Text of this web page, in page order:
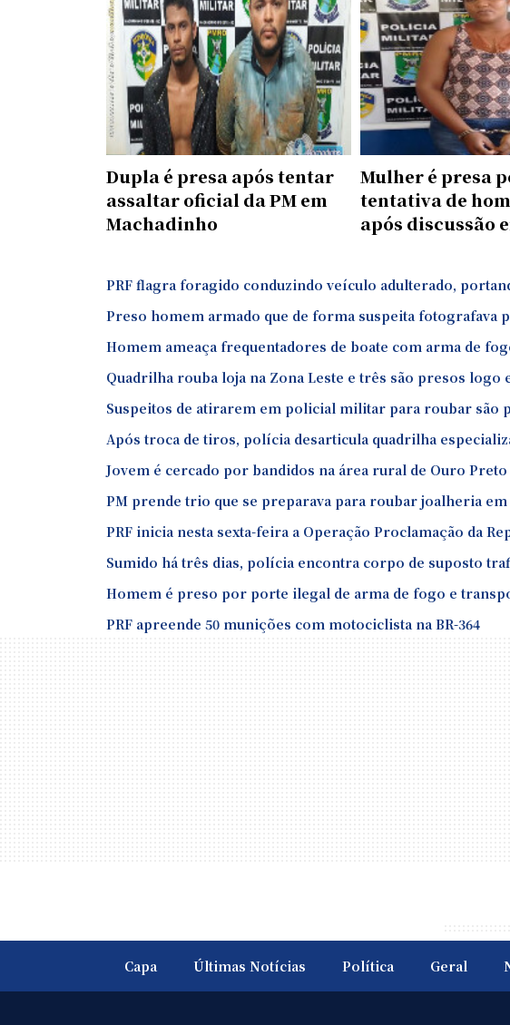
Dupla é presa após tentar
assaltar oficial da PM em
Machadinho
Mulher é presa
tentativa de
após discussão
PRF flagra foragido conduzindo veículo adulterado,
Preso homem armado que de forma suspeita fotografava
Homem ameaça frequentadores de boate com arma de
Quadrilha rouba loja na Zona Leste e três são presos logo
Suspeitos de atirarem em policial militar para roubar são
Após troca de tiros, polícia desarticula quadrilha
Jovem é cercado por bandidos na área rural de Ouro
PM prende trio que se preparava para roubar joalheria
PRF inicia nesta sexta-feira a Operação Proclamação da
Sumido há três dias, polícia encontra corpo de suposto
Homem é preso por porte ilegal de arma de fogo e
PRF apreende 50 munições com motociclista na BR-364
Capa Últimas Notícias Política Geral